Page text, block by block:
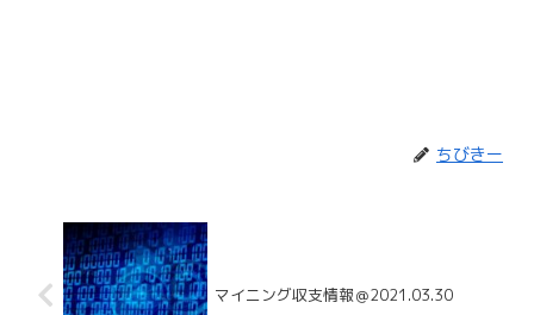
ちびきー
マイニング収支情報＠2021.03.30